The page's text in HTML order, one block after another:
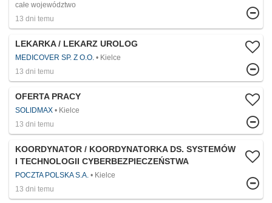
całe województwo
13 dni temu
LEKARKA / LEKARZ UROLOG
MEDICOVER SP. Z O.O.
Kielce
13 dni temu
OFERTA PRACY
SOLIDMAX
Kielce
13 dni temu
KOORDYNATOR / KOORDYNATORKA DS. SYSTEMÓW
I TECHNOLOGII CYBERBEZPIECZEŃSTWA
POCZTA POLSKA S.A.
Kielce
13 dni temu